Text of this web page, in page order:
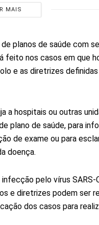
MAIS
planos de saúde com
feito nos casos em que
e as diretrizes
a hospitais ou outras
plano de saúde, para
de exame ou para
doença.
pelo vírus SARS-
e diretrizes podem ser
dos casos para